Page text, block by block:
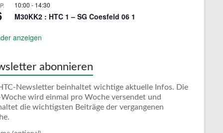
10:00 - 14:30
M30KK2 : HTC 1 – SG Coesfeld 06 1
anzeigen
abonnieren
Newsletter beinhaltet wichtige aktuelle Infos. Die
Woche wird einmal pro Woche versendet und
die wichtigsten Beiträge der vergangenen